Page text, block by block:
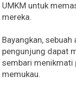
UMKM untuk
mereka.
Bayangkan,
pengunjung dapat
sembari menikmati
memukau.